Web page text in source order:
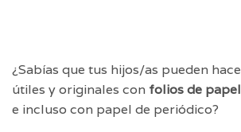
¿Sabías que tus hijos/as pueden
útiles y originales con folios de papel
e incluso con papel de periódico?